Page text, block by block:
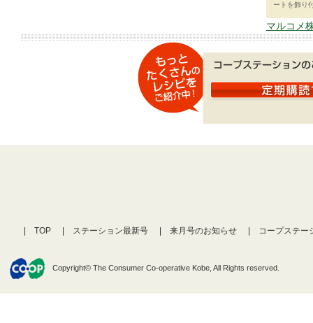
ートを飾り
マルコメ
TOP ステーション最新号 来月号のお知らせ コープステー
Copyright© The Consumer Co-operative Kobe, All Rights reserved.